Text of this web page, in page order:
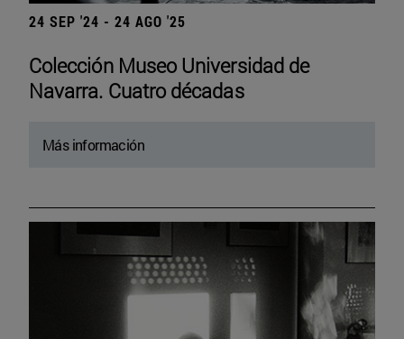
24 SEP '24 - 24 AGO '25
Colección Museo Universidad de
Navarra. Cuatro décadas
Más información